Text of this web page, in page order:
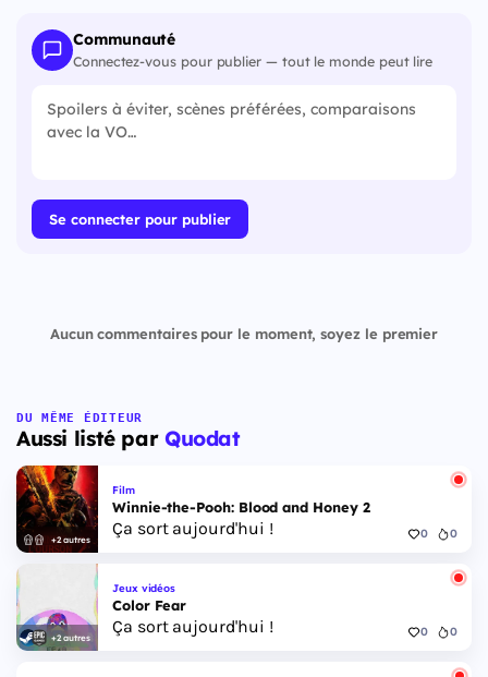
Communauté
Connectez-vous pour publier — tout le monde peut lire
Se connecter pour publier
Aucun commentaires pour le moment, soyez le premier
DU MÊME ÉDITEUR
Aussi listé par Quodat
+2 autres
Film
Winnie-the-Pooh: Blood and Honey 2
Ça sort aujourd'hui ! 0 0
+2 autres
Jeux vidéos
Color Fear
Ça sort aujourd'hui ! 0 0